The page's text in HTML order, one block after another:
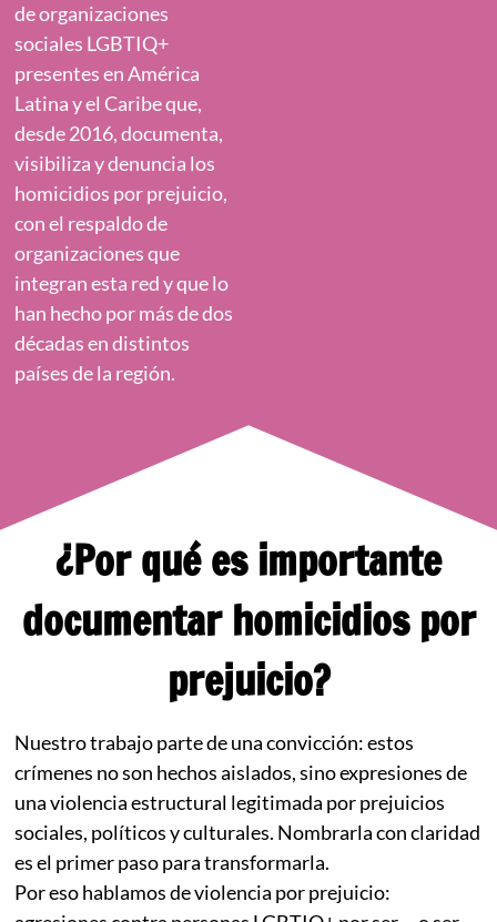
de organizaciones
sociales LGBTIQ+
presentes en América
Latina y el Caribe que,
desde 2016, documenta,
visibiliza y denuncia los
homicidios por prejuicio,
con el respaldo de
organizaciones que
integran esta red y que lo
han hecho por más de dos
décadas en distintos
países de la región.
¿Por qué es importante
documentar homicidios por
prejuicio?
Nuestro trabajo parte de una convicción: estos
crímenes no son hechos aislados, sino expresiones de
una violencia estructural legitimada por prejuicios
sociales, políticos y culturales. Nombrarla con claridad
es el primer paso para transformarla.
Por eso hablamos de violencia por prejuicio: